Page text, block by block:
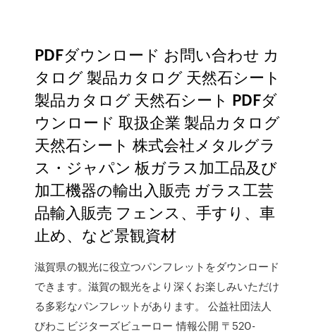
PDFダウンロード お問い合わせ カ
タログ 製品カタログ 天然石シート
製品カタログ 天然石シート PDFダ
ウンロード 取扱企業 製品カタログ
天然石シート 株式会社メタルグラ
ス・ジャパン 板ガラス加工品及び
加工機器の輸出入販売 ガラス工芸
品輸入販売 フェンス、手すり、車
止め、など景観資材
滋賀県の観光に役立つパンフレットをダウンロード
できます。滋賀の観光をより深くお楽しみいただけ
る多彩なパンフレットがあります。 公益社団法人
びわこビジターズビューロー 情報公開 〒520-